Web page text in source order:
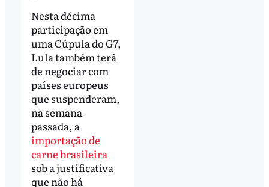
Nesta décima
participação em
uma Cúpula do G7,
Lula também terá
de negociar com
países europeus
que suspenderam,
na semana
passada, a
importação de
carne brasileira
sob a justificativa
que não há